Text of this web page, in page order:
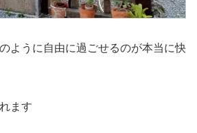
ように自由に過ごせるのが本当に快
ます